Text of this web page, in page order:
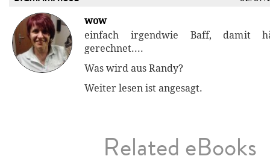
wow
einfach irgendwie Baff, damit
gerechnet....
Was wird aus Randy?
Weiter lesen ist angesagt.
Related eBooks